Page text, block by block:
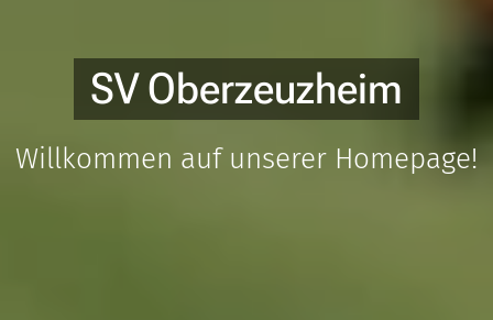
SV Oberzeuzheim
Willkommen auf unserer Homepage!